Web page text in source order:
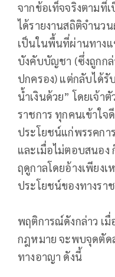
จากข้อเท็จจริงตามที่
ได้รายงานสถิติจำนว
เป็นในพื้นที่ผ่านทาง
บังคับบัญชา (ซึ่งถูกกล่
ปกครอง) แต่กลับได้
น้ำเงินด้วย” โดยเจ้า
ราชการ ทุกคนเข้าใจ
ประโยชน์แก่พรรคกา
และเมื่อไม่ตอบสนอง
ฤดูกาลโดยอ้างเพียงเ
ประโยชน์ของทางรา
พฤติการณ์ดังกล่าว เ
กฎหมาย จะพบจุดตัด
ทางอาญา ดังนี้